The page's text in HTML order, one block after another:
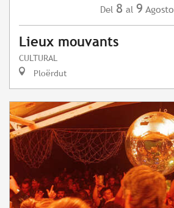
Del 8 al 9 Agosto
Lieux mouvants
CULTURAL
Ploërdut